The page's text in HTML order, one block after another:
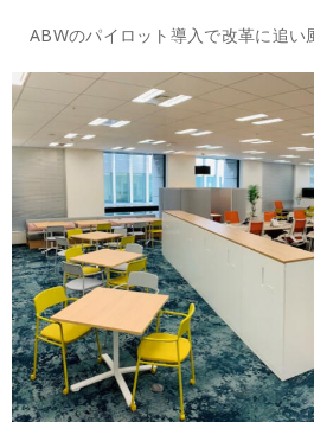
ABWのパイロット導入で改革に追い